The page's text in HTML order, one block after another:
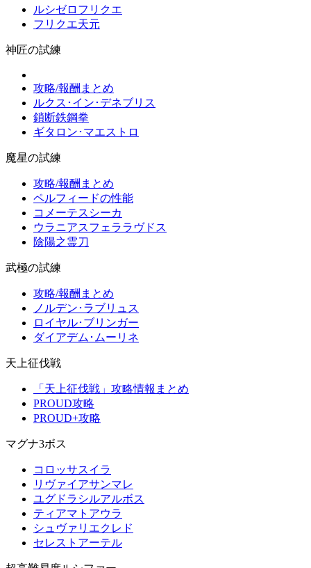
ルシゼロフリクエ
フリクエ天元
神匠の試練
攻略/報酬まとめ
ルクス･イン･デネブリス
鎖断鉄鋼拳
ギタロン･マエストロ
魔星の試練
攻略/報酬まとめ
ペルフィードの性能
コメーテスシーカ
ウラニアスフェララヴドス
陰陽之霊刀
武極の試練
攻略/報酬まとめ
ノルデン･ラブリュス
ロイヤル･ブリンガー
ダイアデム･ムーリネ
天上征伐戦
「天上征伐戦」攻略情報まとめ
PROUD攻略
PROUD+攻略
マグナ3ボス
コロッサスイラ
リヴァイアサンマレ
ユグドラシルアルボス
ティアマトアウラ
シュヴァリエクレド
セレストアーテル